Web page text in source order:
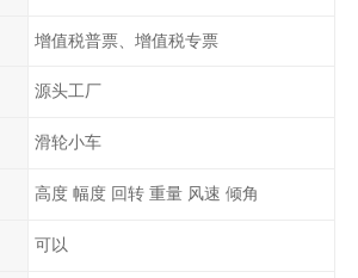
增值税普票、增值税专票
源头工厂
滑轮小车
高度 幅度 回转 重量 风速 倾角
可以